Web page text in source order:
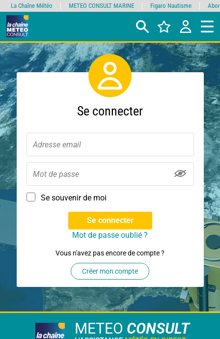
Se connecter
Se souvenir de moi
Se connecter
Mot de passe oublié ?
Vous n'avez pas encore de compte ?
Créer mon compte
METEO CONSULT
La Chaîne Météo METEO CONSULT MARINE Figaro Nautisme